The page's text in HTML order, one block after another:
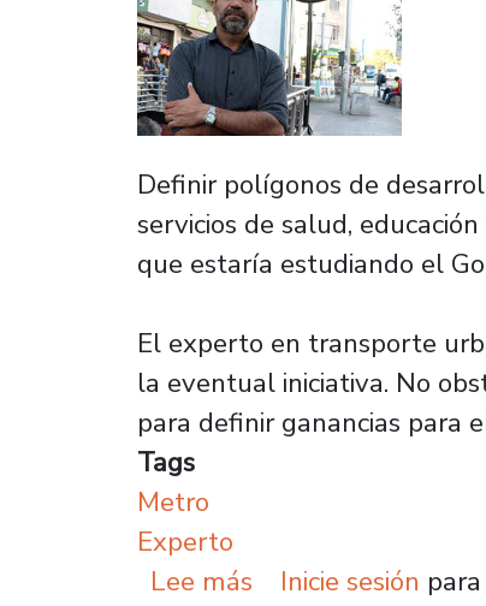
Definir polígonos de
servicios de salud,
que estaría estudiando el
El experto en transporte
la eventual iniciativa. No
para definir ganancias para
Tags
Metro
Experto
Lee más sobre Sostienen
Inicie sesión